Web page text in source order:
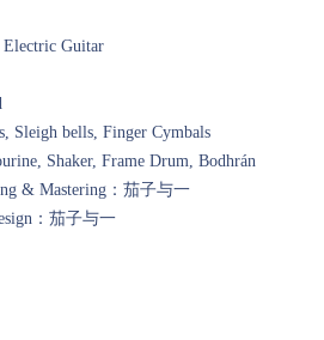
Guitar
Sleigh bells, Finger Cymbals
Shaker, Frame Drum, Bodhrán
& Mastering：茄子与一
：茄子与一